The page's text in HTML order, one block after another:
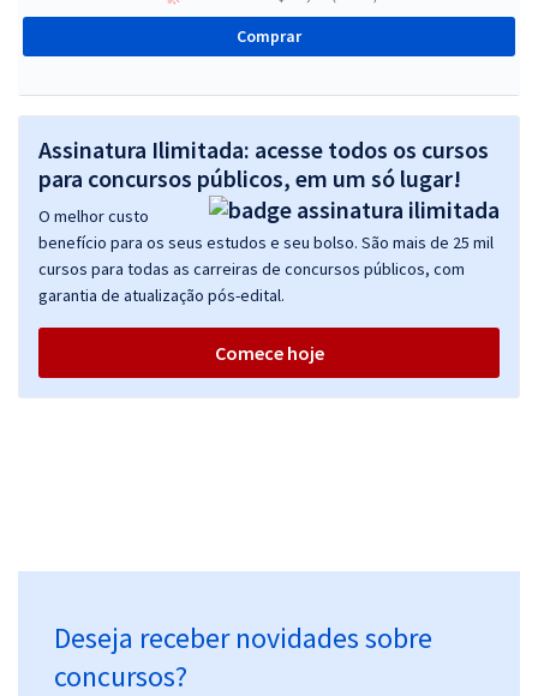
Comprar
Assinatura Ilimitada: acesse todos os cursos
para concursos públicos, em um só lugar!
O melhor custo
benefício para os seus estudos e seu bolso. São mais de 25 mil
cursos para todas as carreiras de concursos públicos, com
garantia de atualização pós-edital.
Comece hoje
Deseja receber novidades sobre
concursos?